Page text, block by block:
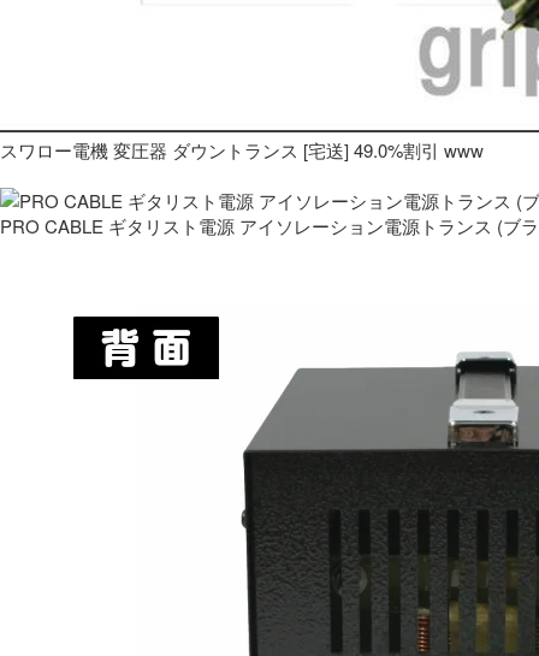
スワロー電機 変圧器 ダウントランス [宅送] 49.0%割引 www
PRO CABLE ギタリスト電源 アイソレーション電源トランス (ブ